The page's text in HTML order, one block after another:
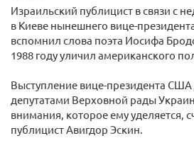
Израильский публицист в связи с
в Киеве нынешнего вице-
вспомнил слова поэта Иосифа
1988 году уличил американского
Выступление вице-президента
депутатами Верховной рады
внимания, которое ему уделяется,
публицист Авигдор Эскин.